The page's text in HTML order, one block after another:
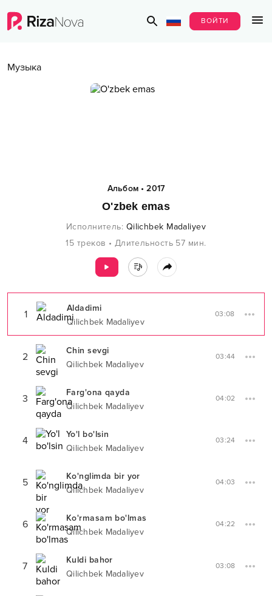
ВОЙТИ
Музыка
Альбом•2017
O'zbek emas
Исполнитель: Qilichbek Madaliyev
15 треков • Длительность 57 мин.
1
Aldadimi
Qilichbek Madaliyev
03:08
2
Chin sevgi
Qilichbek Madaliyev
03:44
3
Farg'ona qayda
Qilichbek Madaliyev
04:02
4
Yo'l bo'lsin
Qilichbek Madaliyev
03:24
5
Ko'nglimda bir yor
Qilichbek Madaliyev
04:03
6
Ko'rmasam bo'lmas
Qilichbek Madaliyev
04:22
7
Kuldi bahor
Qilichbek Madaliyev
03:08